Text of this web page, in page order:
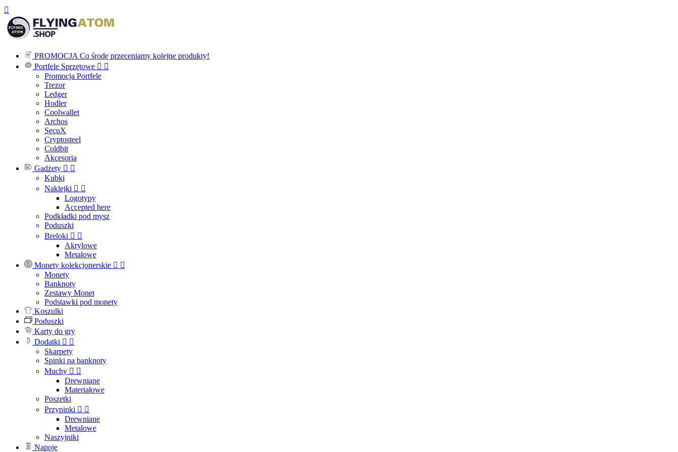

PROMOCJA Co środę przeceniamy kolejne produkty!
Portfele Sprzętowe  
Promocja Portfele
Trezor
Ledger
Hodler
Coolwallet
Archos
SecuX
Cryptosteel
Coldbit
Akcesoria
Gadżety  
Kubki
Naklejki  
Logotypy
Accepted here
Podkładki pod mysz
Poduszki
Breloki  
Akrylowe
Metalowe
Monety kolekcjonerskie  
Monety
Banknoty
Zestawy Monet
Podstawki pod monety
Koszulki
Poduszki
Karty do gry
Dodatki  
Skarpety
Spinki na banknoty
Muchy  
Drewniane
Materiałowe
Poszetki
Przypinki  
Drewniane
Metalowe
Naszyjniki
Napoje